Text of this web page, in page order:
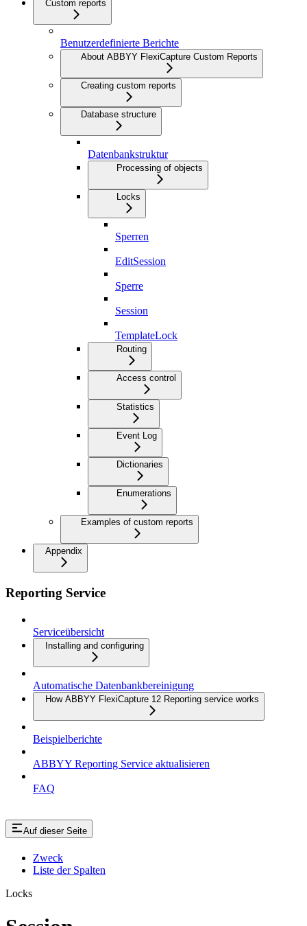
Custom reports
Benutzerdefinierte Berichte
About ABBYY FlexiCapture Custom Reports
Creating custom reports
Database structure
Datenbankstruktur
Processing of objects
Locks
Sperren
EditSession
Sperre
Session
TemplateLock
Routing
Access control
Statistics
Event Log
Dictionaries
Enumerations
Examples of custom reports
Appendix
Reporting Service
Serviceübersicht
Installing and configuring
Automatische Datenbankbereinigung
How ABBYY FlexiCapture 12 Reporting service works
Beispielberichte
ABBYY Reporting Service aktualisieren
FAQ
Auf dieser Seite
Zweck
Liste der Spalten
Locks